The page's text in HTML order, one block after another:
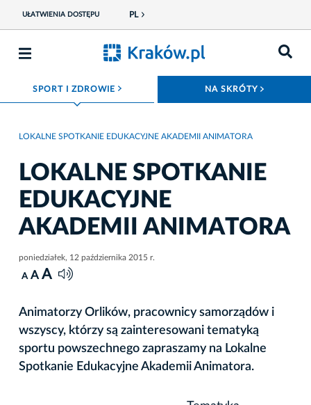
UŁATWIENIA DOSTĘPU PL
SPORT I ZDROWIE ROZWIŃ MENU NA SKRÓTY
LOKALNE SPOTKANIE EDUKACYJNE AKADEMII ANIMATORA
LOKALNE SPOTKANIE
EDUKACYJNE
AKADEMII ANIMATORA
poniedziałek, 12 października 2015 r.
A A A
Animatorzy Orlików, pracownicy samorządów i
wszyscy, którzy są zainteresowani tematyką
sportu powszechnego zapraszamy na Lokalne
Spotkanie Edukacyjne Akademii Animatora.